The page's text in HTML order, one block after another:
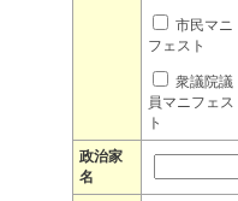
市民マニ
フェスト
衆議院議
員マニフェス
ト
政治家
名